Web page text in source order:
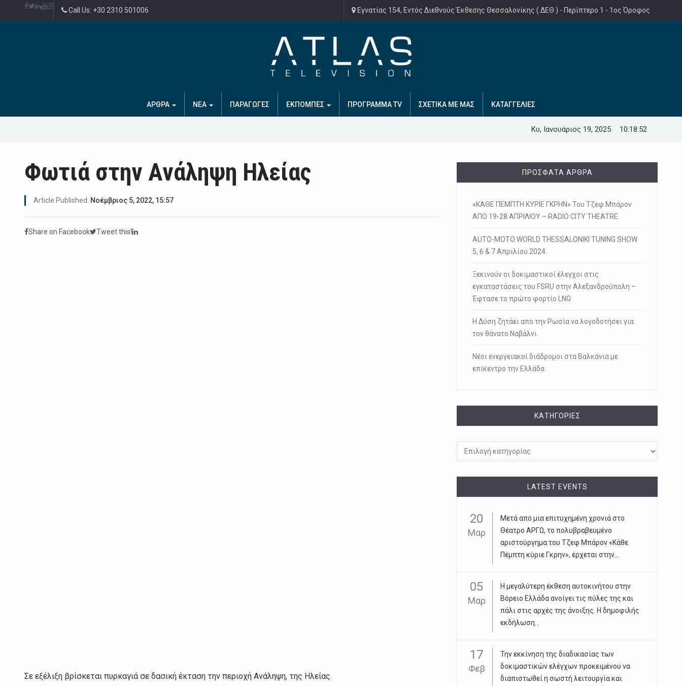
Call Us: +30 2310 501006 Εγνατίας 154, Εντός Διεθνούς Έκθεσης Θεσσαλονίκης ( ΔΕΘ ) - Περίπτερο 1 - 1ος Όροφος
ΑΡΘΡΑ ΝΕΑ ΠΑΡΑΓΩΓΕΣ ΕΚΠΟΜΠΕΣ ΠΡΟΓΡΑΜΜΑ TV ΣΧΕΤΙΚΑ ΜΕ ΜΑΣ ΚΑΤΑΓΓΕΛΙΕΣ
10:18:53
Κυ, Ιανουάριος 19, 2025
Φωτιά στην Ανάληψη Ηλείας
Article Published: Νοέμβριος 5, 2022, 15:57
Share on Facebook Tweet this!
Σε εξέλιξη βρίσκεται πυρκαγιά σε δασική έκταση την περιοχή Ανάληψη, της Ηλείας.
ΠΡΌΣΦΑΤΑ ΆΡΘΡΑ
«ΚΑΘΕ ΠΕΜΠΤΗ ΚΥΡΙΕ ΓΚΡΗΝ» Του Τζεφ Μπάρον
ΑΠΟ 19-28 ΑΠΡΙΛΙΟΥ – RADIO CITY THEATRE
AUTO-MOTO WORLD THESSALONIKI TUNING SHOW
5, 6 & 7 Απριλίου 2024
Ξεκινούν οι δοκιμαστικοί έλεγχοι στις
εγκαταστάσεις του FSRU στην Αλεξανδρούπολη –
Έφτασε το πρώτο φορτίο LNG
Η Δύση ζητάει από την Ρωσία να λογοδοτήσει για
τον θάνατο Ναβάλνι
Νέοι ενεργειακοί διάδρομοι στα Βαλκάνια με
επίκεντρο την Ελλάδα
KΑΤΗΓΟΡΊΕΣ
LATEST EVENTS
20
Μαρ
Μετά από μια επιτυχημένη χρονιά στο
Θέατρο ΑΡΓΩ, το πολυβραβευμένο
αριστούργημα του Τζεφ Μπάρον «Κάθε
Πέμπτη κύριε Γκρην», έρχεται στην...
05
Μαρ
Η μεγαλύτερη έκθεση αυτοκινήτου στην
Βόρειο Ελλάδα ανοίγει τις πύλες της και
πάλι στις αρχές της άνοιξης. Η δημοφιλής
εκδήλωση...
17
Φεβ
Την εκκίνηση της διαδικασίας των
δοκιμαστικών ελέγχων προκειμένου να
διαπιστωθεί η σωστή λειτουργία και